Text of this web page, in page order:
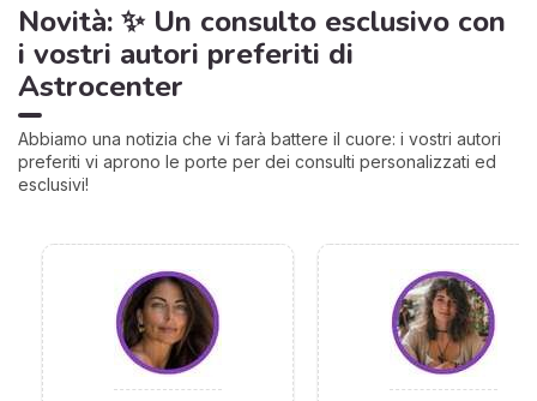
Novità: ✨ Un consulto esclusivo con
i vostri autori preferiti di
Astrocenter
Abbiamo una notizia che vi farà battere il cuore: i vostri autori
preferiti vi aprono le porte per dei consulti personalizzati ed
esclusivi!